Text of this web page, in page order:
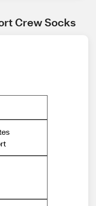
Crew Socks